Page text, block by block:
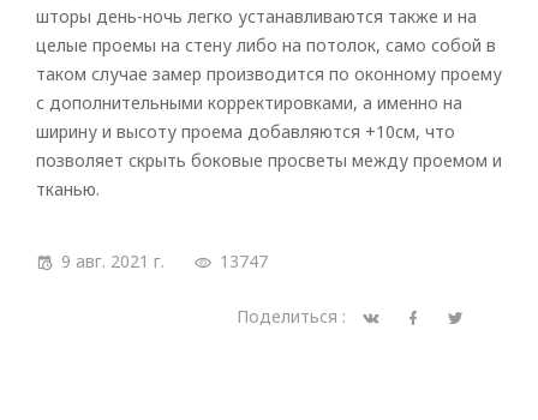
шторы день-ночь легко устанавливаются также и на
целые проемы на стену либо на потолок, само собой в
таком случае замер производится по оконному проему
с дополнительными корректировками, а именно на
ширину и высоту проема добавляются +10см, что
позволяет скрыть боковые просветы между проемом и
тканью.
9 авг. 2021 г. 13747
Поделиться :